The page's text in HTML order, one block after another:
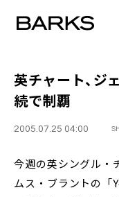
英チャート、ジ
続で制覇
2005.07.25 04:00
今週の英シングル・
ムス・ブラントの